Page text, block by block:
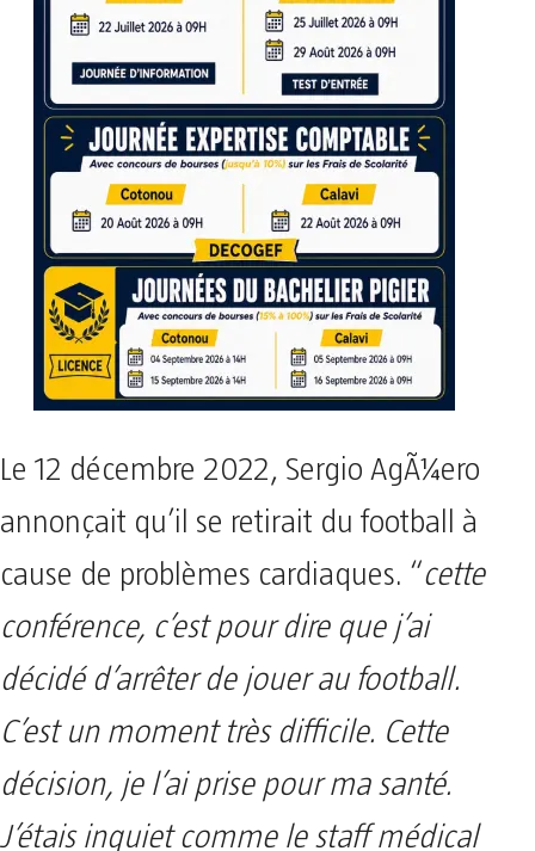
Le 12 décembre 2022, Sergio AgÃ¼ero
annonçait qu’il se retirait du football à
cause de problèmes cardiaques. “cette
conférence, c’est pour dire que j’ai
décidé d’arrêter de jouer au football.
C’est un moment très difficile. Cette
décision, je l’ai prise pour ma santé.
J’étais inquiet comme le staff médical